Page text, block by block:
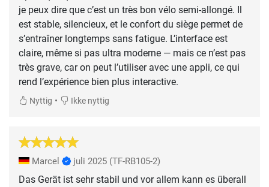
je peux dire que c’est un très bon vélo semi-allongé. Il
est stable, silencieux, et le confort du siège permet de
s’entraîner longtemps sans fatigue. L’interface est
claire, même si pas ultra moderne — mais ce n’est pas
très grave, car on peut l’utiliser avec une appli, ce qui
rend l’expérience bien plus interactive.
Nyttig • Ikke nyttig
Marcel juli 2025 (TF-RB105-2)
Das Gerät ist sehr stabil und vor allem kann es überall